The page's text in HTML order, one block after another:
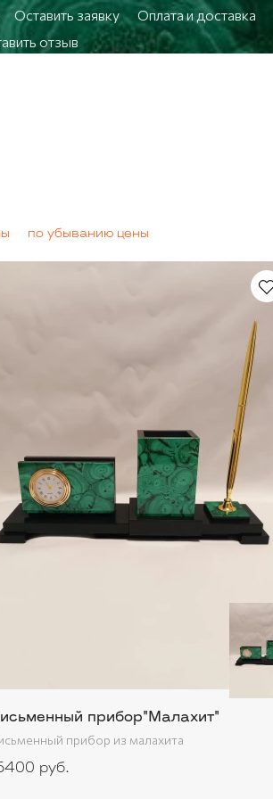
Оставить заявку Оплата и доставка
отзыв
по убыванию цены
прибор"Малахит"
прибор из малахита
руб.